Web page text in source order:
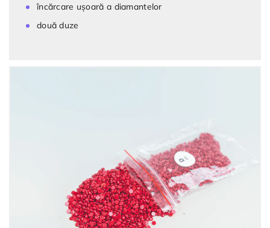
încărcare ușoară a diamantelor
două duze